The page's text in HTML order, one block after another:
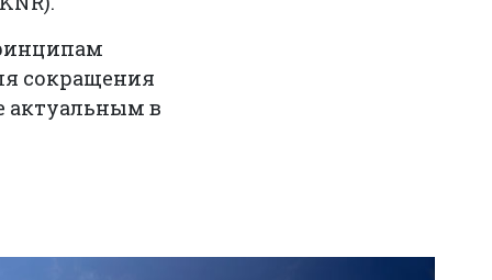
сокращения
актуальным в